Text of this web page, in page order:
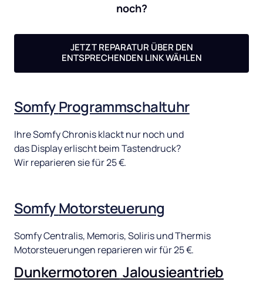
noch?
JETZT REPARATUR ÜBER DEN
ENTSPRECHENDEN LINK WÄHLEN
Somfy Programmschaltuhr
Ihre Somfy Chronis klackt nur noch und
das Display erlischt beim Tastendruck?
Wir reparieren sie für 25 €.
Somfy Motorsteuerung
Somfy Centralis, Memoris, Soliris und
Motorsteuerungen reparieren wir für 25 €.
Dunkermotoren Jalousieantrieb